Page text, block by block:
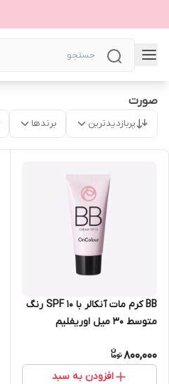
صورت
پربازدیدترین برندها
BB کرم مات آنکالر با SPF 10 رنگ
متوسط 30 میل اوریفلیم
800,000
افزودن به سبد